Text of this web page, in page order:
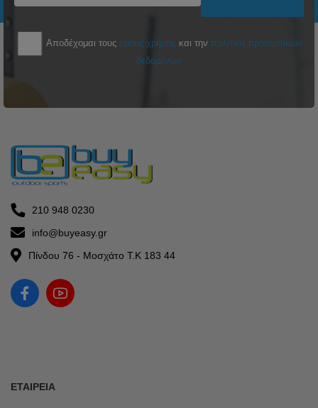
Αποδέχομαι τους όρους χρήσης και την πολιτική προσωπικών
δεδομένων
210 948 0230
info@buyeasy.gr
Πίνδου 76 - Μοσχάτο Τ.Κ 183 44
ΕΤΑΙΡΕΊΑ